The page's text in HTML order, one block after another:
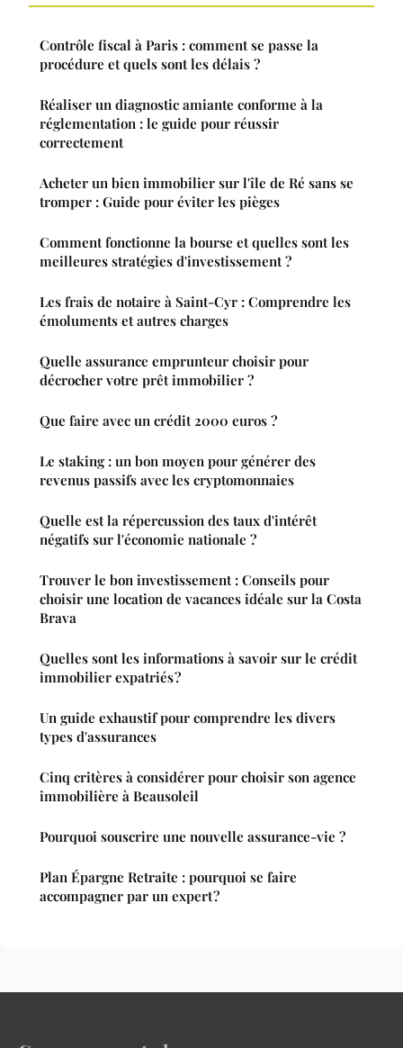
Contrôle fiscal à Paris : comment se passe la
procédure et quels sont les délais ?
Réaliser un diagnostic amiante conforme à la
réglementation : le guide pour réussir
correctement
Acheter un bien immobilier sur l'île de Ré sans se
tromper : Guide pour éviter les pièges
Comment fonctionne la bourse et quelles sont les
meilleures stratégies d'investissement ?
Les frais de notaire à Saint-Cyr : Comprendre les
émoluments et autres charges
Quelle assurance emprunteur choisir pour
décrocher votre prêt immobilier ?
Que faire avec un crédit 2000 euros ?
Le staking : un bon moyen pour générer des
revenus passifs avec les cryptomonnaies
Quelle est la répercussion des taux d'intérêt
négatifs sur l'économie nationale ?
Trouver le bon investissement : Conseils pour
choisir une location de vacances idéale sur la Costa
Brava
Quelles sont les informations à savoir sur le crédit
immobilier expatriés ?
Un guide exhaustif pour comprendre les divers
types d'assurances
Cinq critères à considérer pour choisir son agence
immobilière à Beausoleil
Pourquoi souscrire une nouvelle assurance-vie ?
Plan Épargne Retraite : pourquoi se faire
accompagner par un expert ?